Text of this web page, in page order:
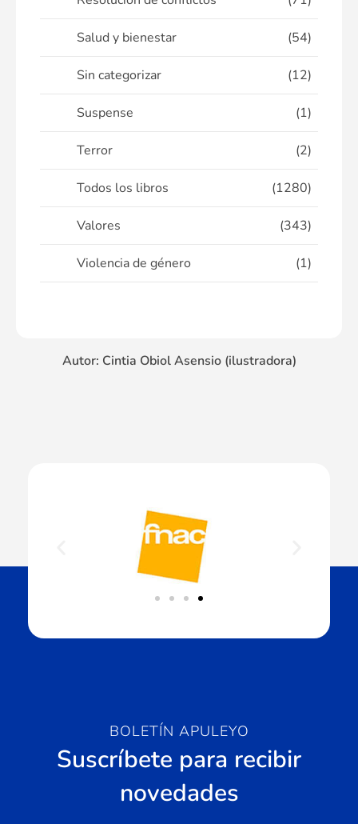
Salud y bienestar (54)
Sin categorizar (12)
Suspense (1)
Terror (2)
Todos los libros (1280)
Valores (343)
Violencia de género (1)
Autor: Cintia Obiol Asensio (ilustradora)
BOLETÍN APULEYO
Suscríbete para recibir
novedades